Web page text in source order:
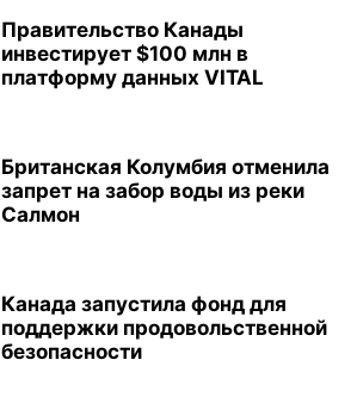
Правительство Канады
инвестирует $100 млн в
платформу данных VITAL
Британская Колумбия отменила
запрет на забор воды из реки
Салмон
Канада запустила фонд для
поддержки продовольственной
безопасности